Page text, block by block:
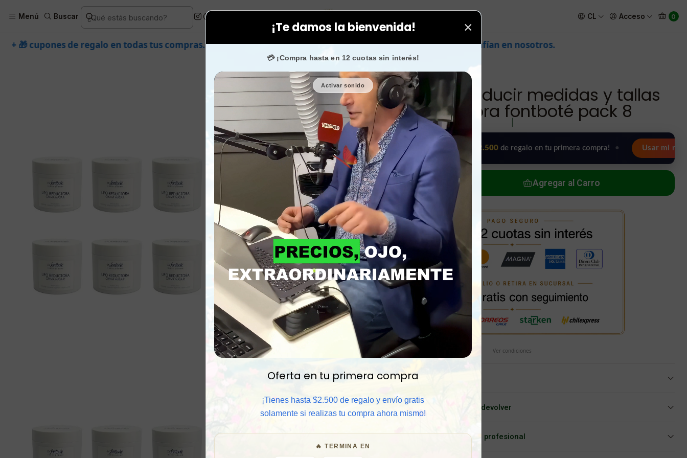
¡Te damos la bienvenida! ×
💳 ¡Compra hasta en 12 cuotas sin interés!
Activar sonido
Oferta en tu primera compra
¡Tienes hasta $2.500 de regalo y envío gratis
solamente si realizas tu compra ahora mismo!
🔥 TERMINA EN
Menú Buscar CL Acceso 0
Marcas Dr. Fontboté Corporal Packs Crema para reducir medidas y tallas liporeductora fontboté pack 8
en todas tus compras. ⚡ Compra rápido y aprovecha. 💙 +50.000 fans enInstagramconfían en nosotros.
Crema para reducir medidas y tallas
liporeductora fontboté pack 8
🎉 Bienvenid@ 🔥 ¡Hasta $2.500 de regalo en tu primera compra! • Usar mi regalo ahora
Cantidad
Agregar al Carro
Ver condiciones
📦 Comprar al por mayor
⏰ Garantía 8 meses para cambiar o devolver
🧑‍💼 Atención al cliente y/o Asesoría profesional